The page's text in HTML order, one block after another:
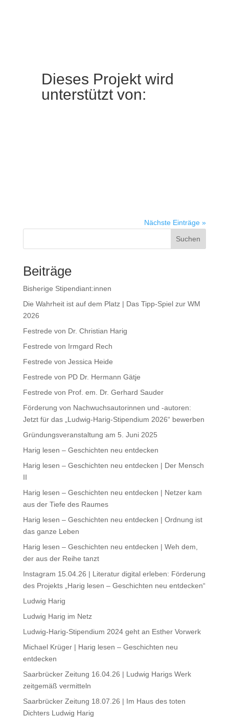
Dieses Projekt wird
unterstützt von:
Nächste Einträge »
Suchen
Beiträge
Bisherige Stipendiant:innen
Die Wahrheit ist auf dem Platz | Das Tipp-Spiel zur WM
2026
Festrede von Dr. Christian Harig
Festrede von Irmgard Rech
Festrede von Jessica Heide
Festrede von PD Dr. Hermann Gätje
Festrede von Prof. em. Dr. Gerhard Sauder
Förderung von Nachwuchsautorinnen und -autoren:
Jetzt für das „Ludwig-Harig-Stipendium 2026“ bewerben
Gründungsveranstaltung am 5. Juni 2025
Harig lesen – Geschichten neu entdecken
Harig lesen – Geschichten neu entdecken | Der Mensch
II
Harig lesen – Geschichten neu entdecken | Netzer kam
aus der Tiefe des Raumes
Harig lesen – Geschichten neu entdecken | Ordnung ist
das ganze Leben
Harig lesen – Geschichten neu entdecken | Weh dem,
der aus der Reihe tanzt
Instagram 15.04.26 | Literatur digital erleben: Förderung
des Projekts „Harig lesen – Geschichten neu entdecken“
Ludwig Harig
Ludwig Harig im Netz
Ludwig-Harig-Stipendium 2024 geht an Esther Vorwerk
Michael Krüger | Harig lesen – Geschichten neu
entdecken
Saarbrücker Zeitung 16.04.26 | Ludwig Harigs Werk
zeitgemäß vermitteln
Saarbrücker Zeitung 18.07.26 | Im Haus des toten
Dichters Ludwig Harig